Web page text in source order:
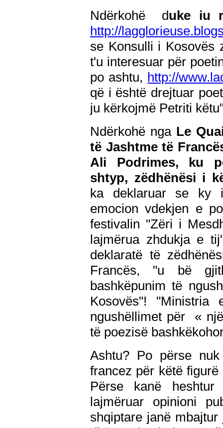
Ndërkohë
duke iu
http://
se Konsulli i Kosovës
t'u interesuar për
po ashtu, http://
që i është drejtuar
ju kërkojmë Petriti
Ndërkohë nga Le
të Jashtme të
Ali Podrimes, ku
shtyp, zëdhënësi i
ka deklaruar se ky
emocion vdekjen e
festivalin "Zëri i
lajmërua zhdukja e
deklaratë të
Francës, "u bë
bashkëpunim të
Kosovës"!
ngushëllimet për
«
të poezisë
Ashtu? Po përse
francez për këtë
Përse kanë
lajmëruar opinioni
shqiptare janë